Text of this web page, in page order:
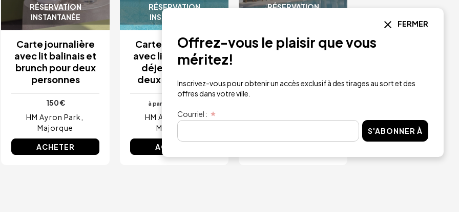
RÉSERVATION
INSTANTANÉE
Carte journalière
avec lit balinais et
brunch pour deux
personnes
150 €
HM Ayron Park
Majorque
ACHETER
RÉSERVATION
INSTANTANÉE
Carte journalière
avec lit balinais et
déjeuner pour
deux personnes
à partir de
HM Ayron Park
Majorque
ACHETER
RÉSERVATION
Carte journalière
FERMER
Offrez-vous le plaisir que vous
méritez!
Inscrivez-vous pour obtenir un accès exclusif à des tirages au sort et des
offres dans votre ville.
Courriel :
S'ABONNER À